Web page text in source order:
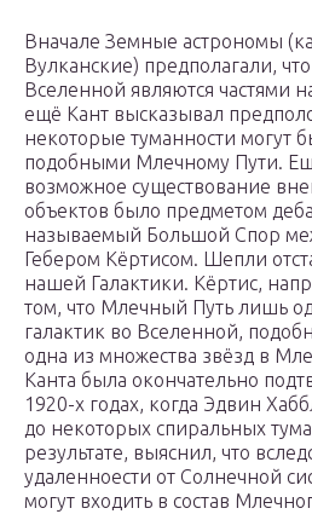
Вначале Земные астрономы
Вулканские) предполагали,
Вселенной являются частями
ещё Кант высказывал
некоторые туманности могут
подобными Млечному Пути.
возможное существование
объектов было предметом
называемый Большой Спор
Гебером Кёртисом. Шепли
нашей Галактики. Кёртис,
том, что Млечный Путь лишь
галактик во Вселенной,
одна из множества звёзд в
Канта была окончательно
1920-х годах, когда Эдвин
до некоторых спиральных
результате, выяснил, что
удаленноести от Солнечной
могут входить в состав